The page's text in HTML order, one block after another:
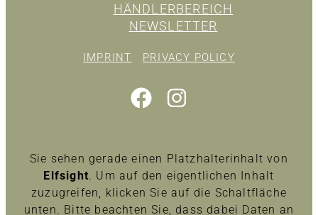
HÄNDLERBEREICH
NEWSLETTER
IMPRINT PRIVACY POLICY
Sie sehen gerade einen Platzhalterinhalt von
Elfsight. Um auf den eigentlichen Inhalt
zuzugreifen, klicken Sie auf die Schaltfläche
unten. Bitte beachten Sie, dass dabei Daten an